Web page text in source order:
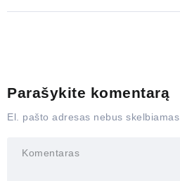
Parašykite komentarą
El. pašto adresas nebus skelbiamas.